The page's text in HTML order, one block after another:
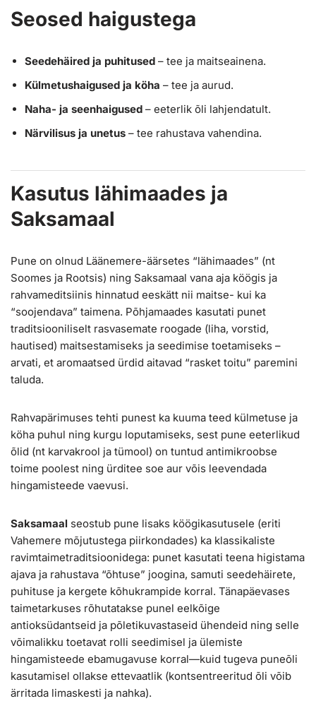
Seosed haigustega
Seedehäired ja puhitused – tee ja maitseainena.
Külmetushaigused ja köha – tee ja aurud.
Naha- ja seenhaigused – eeterlik õli lahjendatult.
Närvilisus ja unetus – tee rahustava vahendina.
Kasutus lähimaades ja
Saksamaal
Pune on olnud Läänemere-äärsetes “lähimaades” (nt
Soomes ja Rootsis) ning Saksamaal vana aja köögis ja
rahvameditsiinis hinnatud eeskätt nii maitse- kui ka
“soojendava” taimena. Põhjamaades kasutati punet
traditsiooniliselt rasvasemate roogade (liha, vorstid,
hautised) maitsestamiseks ja seedimise toetamiseks –
arvati, et aromaatsed ürdid aitavad “rasket toitu” paremini
taluda.
Rahvapärimuses tehti punest ka kuuma teed külmetuse ja
köha puhul ning kurgu loputamiseks, sest pune eeterlikud
õlid (nt karvakrool ja tümool) on tuntud antimikroobse
toime poolest ning ürditee soe aur võis leevendada
hingamisteede vaevusi.
Saksamaal seostub pune lisaks köögikasutusele (eriti
Vahemere mõjutustega piirkondades) ka klassikaliste
ravimtaimetraditsioonidega: punet kasutati teena higistama
ajava ja rahustava “õhtuse” joogina, samuti seedehäirete,
puhituse ja kergete kõhukrampide korral. Tänapäevases
taimetarkuses rõhutatakse punel eelkõige
antioksüdantseid ja põletikuvastaseid ühendeid ning selle
võimalikku toetavat rolli seedimisel ja ülemiste
hingamisteede ebamugavuse korral—kuid tugeva puneõli
kasutamisel ollakse ettevaatlik (kontsentreeritud õli võib
ärritada limaskesti ja nahka).